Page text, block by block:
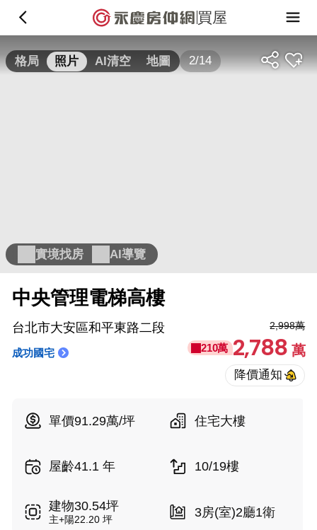
買屋
格局 照片 AI清空 地圖 2/14
實境找房 AI導覽
中央管理電梯高樓
台北市大安區和平東路二段
成功國宅
2,998萬
210萬 2,788萬
單價91.29萬/坪 住宅大樓
屋齡41.1 年 10/19樓
建物30.54坪
主+陽22.20 坪 3房(室)2廳1衛